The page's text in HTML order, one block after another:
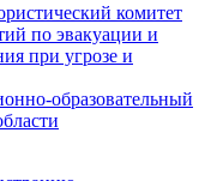
комитет
по эвакуации и
при угрозе и
образовательный